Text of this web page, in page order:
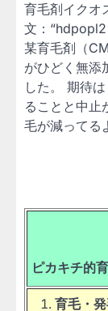
育毛剤イクオ
文：
某育毛剤（
がひどく無添
した。 期待
ることと中止
毛が減ってる
ピカキチ的
育毛・